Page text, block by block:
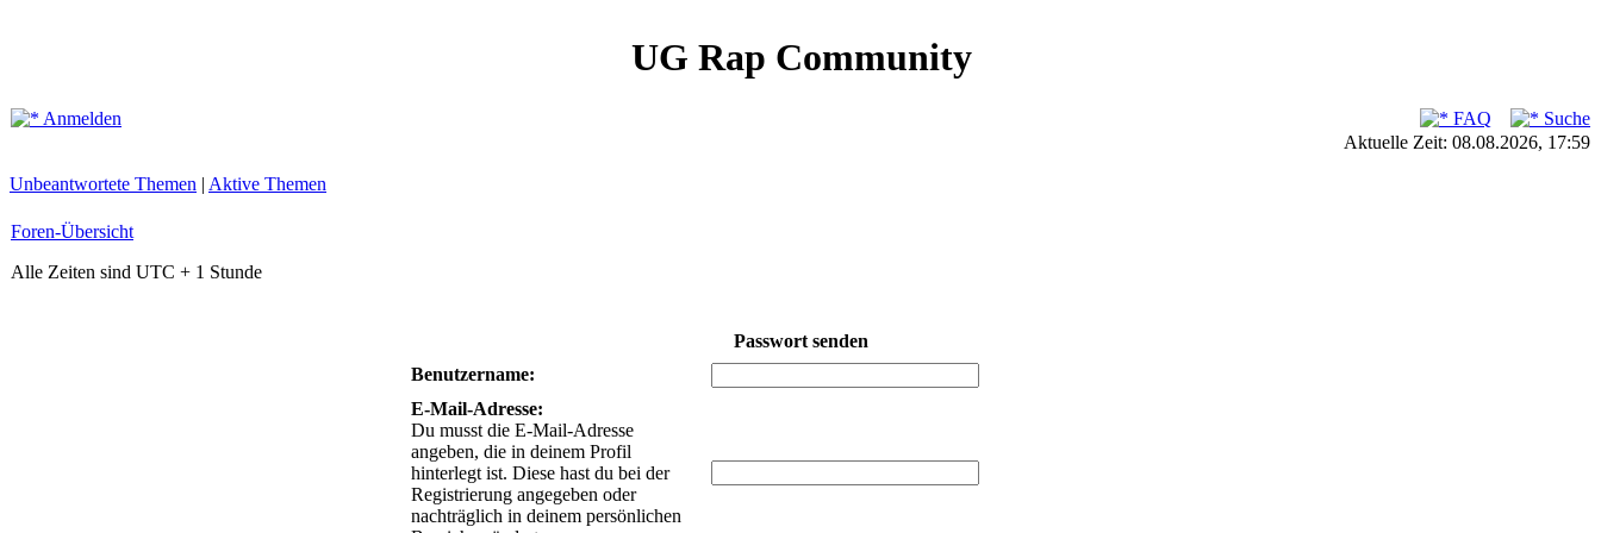
UG Rap Community
Anmelden FAQ
Suche
Aktuelle Zeit: 08.08.2026, 17:59
Unbeantwortete Themen | Aktive Themen
Foren-Übersicht
Alle Zeiten sind UTC + 1 Stunde
Passwort senden
Benutzername:
E-Mail-Adresse:
Du musst die E-Mail-Adresse
angeben, die in deinem Profil
hinterlegt ist. Diese hast du bei der
Registrierung angegeben oder
nachträglich in deinem persönlichen